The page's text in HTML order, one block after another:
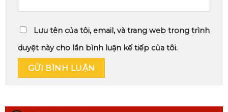
Lưu tên của tôi, email, và trang web trong trình
duyệt này cho lần bình luận kế tiếp của tôi.